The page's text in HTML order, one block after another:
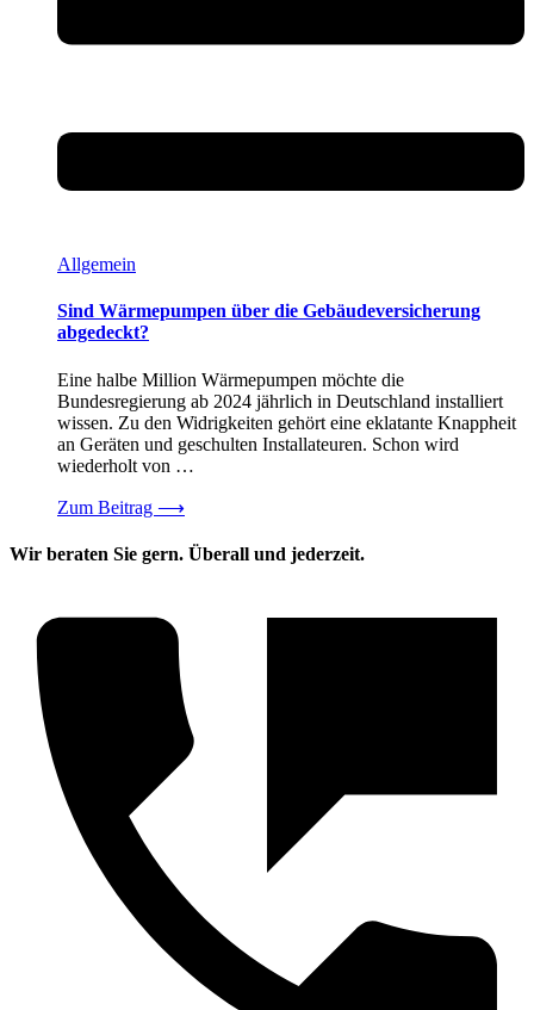
Allgemein
Sind Wärmepumpen über die Gebäudeversicherung
abgedeckt?
Eine halbe Million Wärmepumpen möchte die
Bundesregierung ab 2024 jährlich in Deutschland installiert
wissen. Zu den Widrigkeiten gehört eine eklatante Knappheit
an Geräten und geschulten Installateuren. Schon wird
wiederholt von …
Zum Beitrag ⟶
Wir beraten Sie gern. Überall und jederzeit.